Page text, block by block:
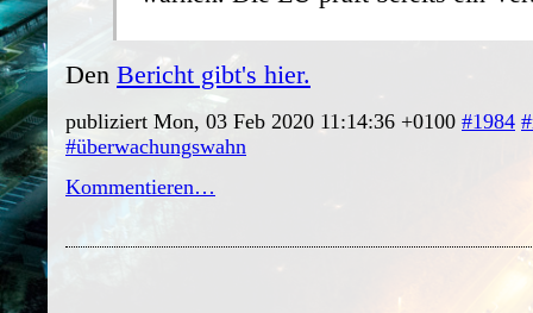
Den Bericht gibt's hier.
publiziert Mon, 03 Feb 2020 11:14:36 +0100 #1984
#überwachungswahn
Kommentieren…